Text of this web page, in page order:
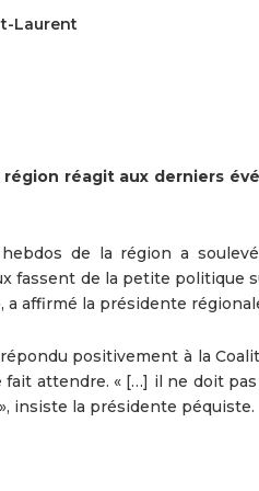
Laurent
région réagit aux derniers
de la région a
fassent de la petite politique
a affirmé la présidente
positivement à la
attendre. « […] il ne doit
insiste la présidente péquiste.